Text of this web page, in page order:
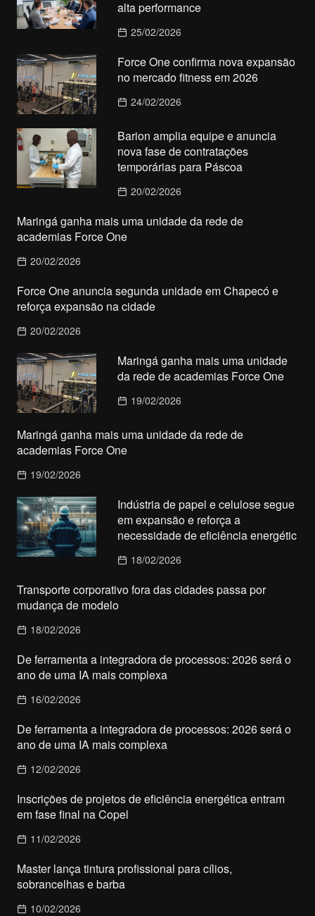
alta performance
25/02/2026
Force One confirma nova expansão
no mercado fitness em 2026
24/02/2026
Barion amplia equipe e anuncia
nova fase de contratações
temporárias para Páscoa
20/02/2026
Maringá ganha mais uma unidade da rede de
academias Force One
20/02/2026
Force One anuncia segunda unidade em Chapecó e
reforça expansão na cidade
20/02/2026
Maringá ganha mais uma unidade
da rede de academias Force One
19/02/2026
Maringá ganha mais uma unidade da rede de
academias Force One
19/02/2026
Indústria de papel e celulose segue
em expansão e reforça a
necessidade de eficiência energétic
18/02/2026
Transporte corporativo fora das cidades passa por
mudança de modelo
18/02/2026
De ferramenta a integradora de processos: 2026 será o
ano de uma IA mais complexa
16/02/2026
De ferramenta a integradora de processos: 2026 será o
ano de uma IA mais complexa
12/02/2026
Inscrições de projetos de eficiência energética entram
em fase final na Copel
11/02/2026
Master lança tintura profissional para cílios,
sobrancelhas e barba
10/02/2026